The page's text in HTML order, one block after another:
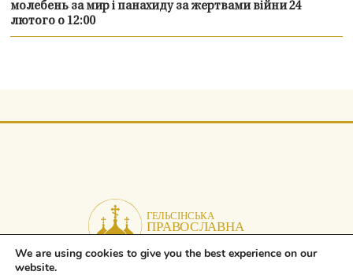
молебень за мир і панахиду за жертвами війни 24
лютого о 12:00
We are using cookies to give you the best experience on our
website.